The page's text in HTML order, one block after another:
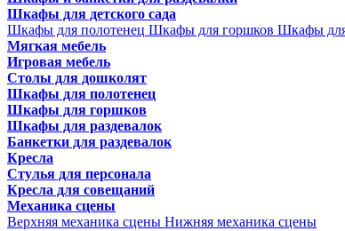
Шкафы для детского сада
Шкафы для полотенец Шкафы для горшков Шкафы для
Мягкая мебель
Игровая мебель
Столы для дошколят
Шкафы для полотенец
Шкафы для горшков
Шкафы для раздевалок
Банкетки для раздевалок
Кресла
Стулья для персонала
Кресла для совещаний
Механика сцены
Верхняя механика сцены Нижняя механика сцены